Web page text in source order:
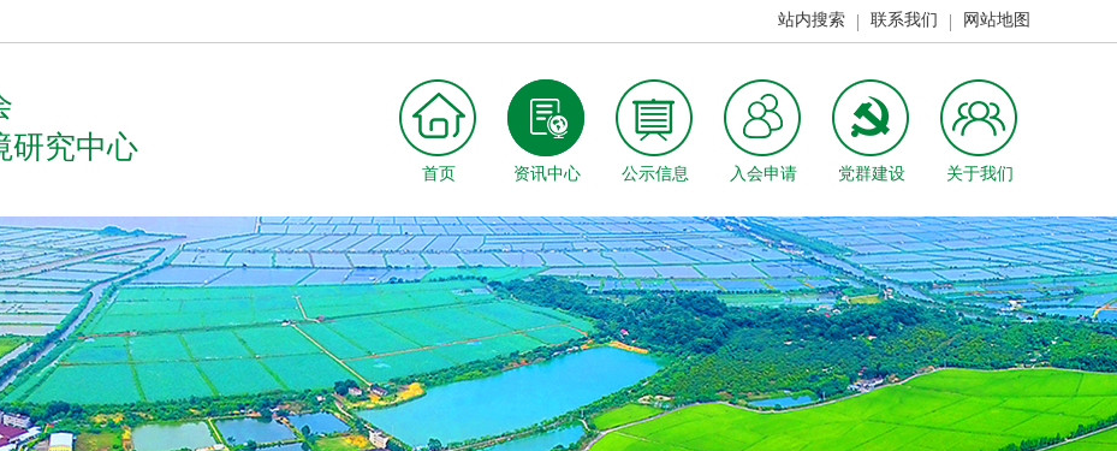
站内搜索 联系我们 网站地图
研究中心
首页 资讯中心 公示信息 入会申请 党群建设 关于我们